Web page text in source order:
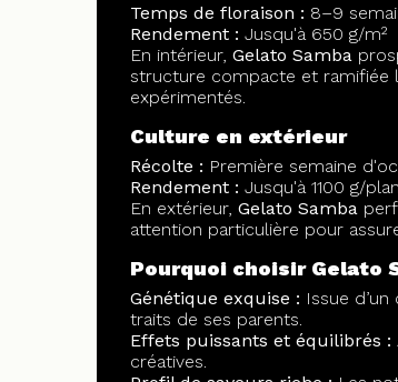
Temps de floraison : 8–9
Rendement : Jusqu'à 650 g/m²
En intérieur, Gelato Samba
structure compacte et ramifiée
expérimentés.
Culture en extérieur
Récolte : Première semaine
Rendement : Jusqu'à 1100 g/
En extérieur, Gelato Samba
attention particulière pour
Pourquoi choisir Gelato
Génétique exquise : Issue
traits de ses parents.
Effets puissants et équilibrés :
créatives.